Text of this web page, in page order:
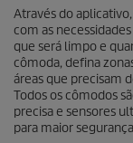
e
0
s
e
g
u
n
d
o
Através do
com as
que será limpo e
cômoda, defina
áreas que precisam
Todos os cômodos
precisa e sensores
para maior